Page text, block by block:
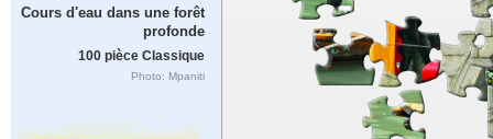
Cours d'eau dans une forêt
profonde
100 pièce Classique
Photo: Mpaniti